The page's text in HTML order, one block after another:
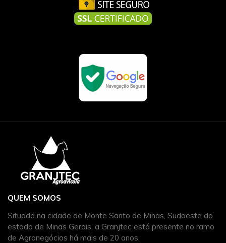
QUEM SOMOS
Situada na cidade de Monte Santo de Minas, Sudoeste do
estado de Minas Gerais, a Granjtec está presente no ramo
de Agronegócios há mais de 20 anos.